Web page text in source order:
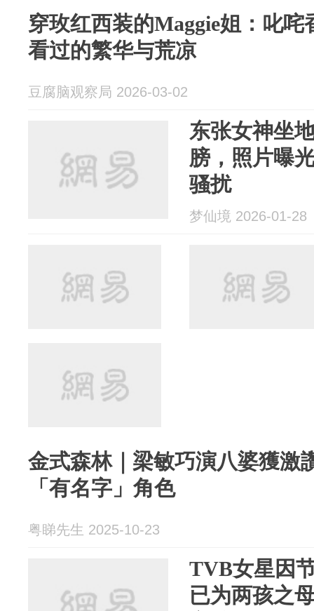
穿玫红西装的Maggie姐：叱咤
看过的繁华与荒凉
豆腐脑观察局 2026-03-02
东张女神坐
膀，照片曝
骚扰
梦仙境 2026-01-28
金式森林｜梁敏巧演八婆獲激
「有名字」角色
粤睇先生 2025-10-23
TVB女星因
已为两孩之